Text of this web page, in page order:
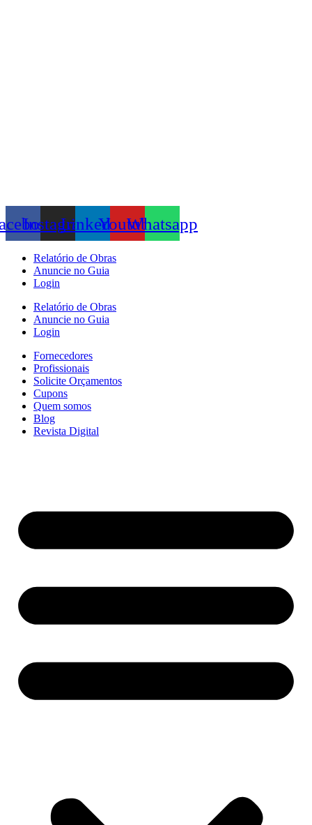
InstagramLinkedinYoutubeWhatsapp
Relatório de Obras
Anuncie no Guia
Login
Relatório de Obras
Anuncie no Guia
Login
Fornecedores
Profissionais
Solicite Orçamentos
Cupons
Quem somos
Blog
Revista Digital